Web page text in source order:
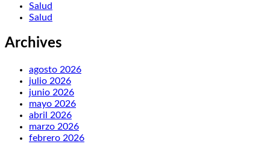
Salud
Salud
Archives
agosto 2026
julio 2026
junio 2026
mayo 2026
abril 2026
marzo 2026
febrero 2026